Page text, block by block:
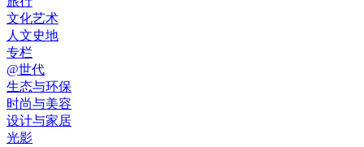
文化艺术
人文史地
专栏
@世代
生态与环保
时尚与美容
设计与家居
光影